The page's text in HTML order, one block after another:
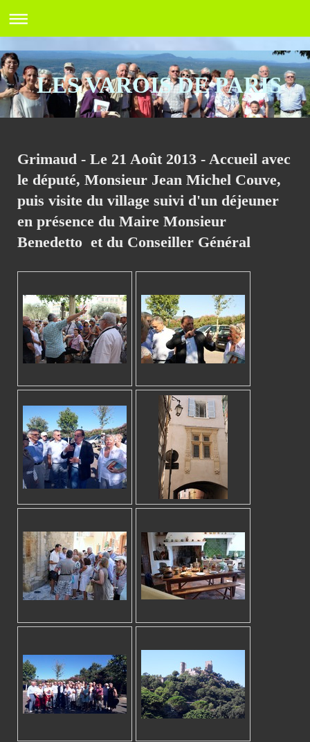
LES VAROIS DE PARIS
Grimaud - Le 21 Août 2013 - Accueil avec
le député, Monsieur Jean Michel Couve,
puis visite du village suivi d'un déjeuner
en présence du Maire Monsieur
Benedetto et du Conseiller Général